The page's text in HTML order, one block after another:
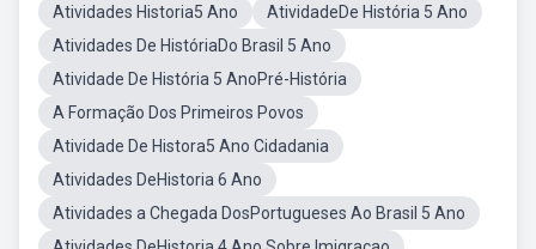
Atividades Historia5 Ano
AtividadeDe História 5 Ano
Atividades De HistóriaDo Brasil 5 Ano
Atividade De História 5 AnoPré-História
A Formação Dos Primeiros Povos
Atividade De Histora5 Ano Cidadania
Atividades DeHistoria 6 Ano
Atividades a Chegada DosPortugueses Ao Brasil 5 Ano